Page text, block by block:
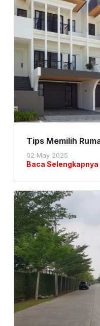
Tips Memilih
02 May 2025
Baca Selengkapnya